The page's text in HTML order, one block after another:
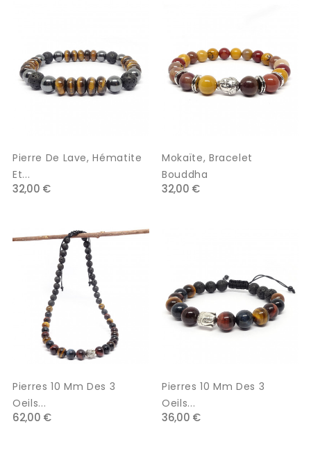
Pierre De Lave, Hématite
Et...
32,00 €
Mokaïte, Bracelet
Bouddha
32,00 €
Pierres 10 Mm Des 3
Oeils...
62,00 €
Pierres 10 Mm Des 3
Oeils...
36,00 €